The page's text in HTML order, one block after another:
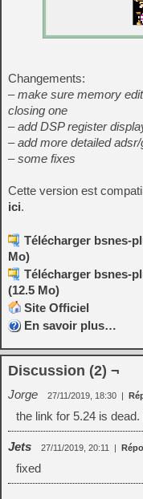
Changements:
– make sure memory
closing one
– add DSP register
– add more detailed
– some fixes
Cette version est
ici.
Télécharger bsnes-
Mo)
Télécharger bsnes-
(12.5 Mo)
Site Officiel
En savoir plus…
Discussion (2) ¬
Jorge 27/11/2019, 18:30
the link for 5.24 is
Jets 27/11/2019, 20:11
fixed